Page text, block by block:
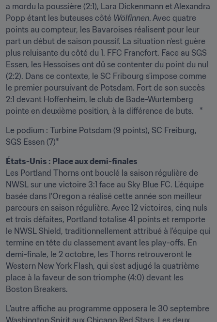
a mordu la poussière (2:1), Lara Dickenmann et Alexandra
Popp étant les buteuses côté Wölfinnen. Avec quatre
points au compteur, les Bavaroises réalisent pour leur
part un début de saison poussif. La situation n'est guère
plus reluisante du côté du 1. FFC Francfort. Face au SGS
Essen, les Hessoises ont dû se contenter du point du nul
(2:2). Dans ce contexte, le SC Fribourg s'impose comme
le premier poursuivant de Potsdam. Fort de son succès
2:1 devant Hoffenheim, le club de Bade-Wurtemberg
pointe en deuxième position, à la différence de buts.   *
Le podium : Turbine Potsdam (9 points), SC Freiburg,
SGS Essen (7)*
États-Unis : Place aux demi-finales
Les Portland Thorns ont bouclé la saison régulière de
NWSL sur une victoire 3:1 face au Sky Blue FC. L'équipe
basée dans l'Oregon a réalisé cette année son meilleur
parcours en saison régulière. Avec 12 victoires, cinq nuls
et trois défaites, Portland totalise 41 points et remporte
le NWSL Shield, traditionnellement attribué à l'équipe qui
termine en tête du classement avant les play-offs. En
demi-finale, le 2 octobre, les Thorns retrouveront le
Western New York Flash, qui s'est adjugé la quatrième
place à la faveur de son triomphe (4:0) devant les
Boston Breakers.
L'autre affiche au programme opposera le 30 septembre
Washington Spirit aux Chicago Red Stars. Les deux